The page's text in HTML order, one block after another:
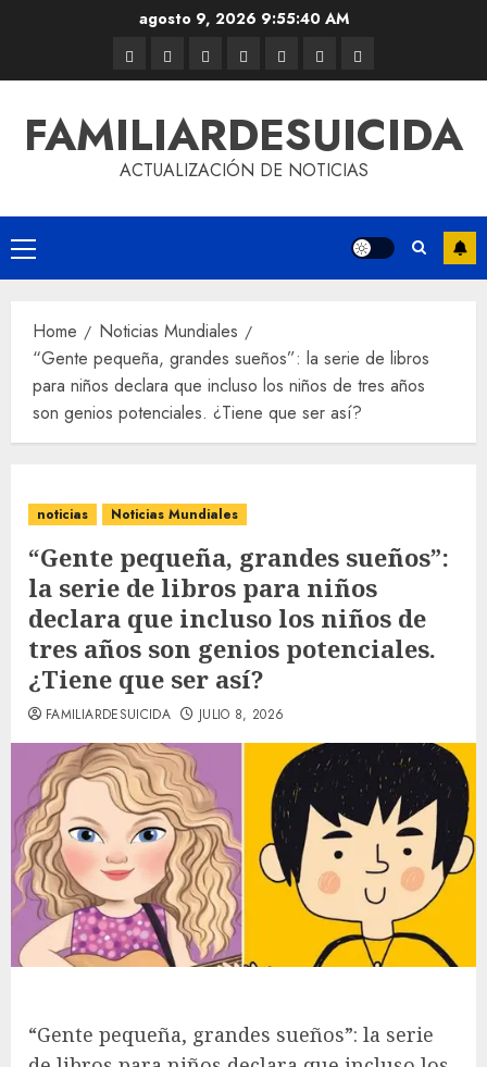
agosto 9, 2026 9:55:40 AM
FAMILIARDESUICIDA
ACTUALIZACIÓN DE NOTICIAS
Home
Noticias Mundiales
“Gente pequeña, grandes sueños”: la serie de libros
para niños declara que incluso los niños de tres años
son genios potenciales. ¿Tiene que ser así?
noticias Noticias Mundiales
“Gente pequeña, grandes sueños”:
la serie de libros para niños
declara que incluso los niños de
tres años son genios potenciales.
¿Tiene que ser así?
FAMILIARDESUICIDA JULIO 8, 2026
“Gente pequeña, grandes sueños”: la serie